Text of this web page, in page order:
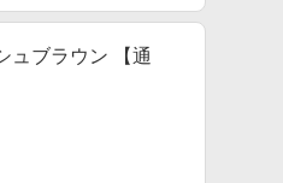
ュブラウン 【通